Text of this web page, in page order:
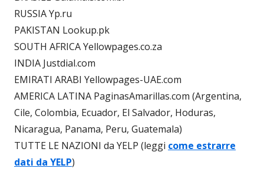
RUSSIA Yp.ru
PAKISTAN Lookup.pk
SOUTH AFRICA Yellowpages.co.za
INDIA Justdial.com
EMIRATI ARABI Yellowpages-UAE.com
AMERICA LATINA PaginasAmarillas.com (Argentina,
Cile, Colombia, Ecuador, El Salvador, Hoduras,
Nicaragua, Panama, Peru, Guatemala)
TUTTE LE NAZIONI da YELP (leggi come estrarre
dati da YELP)